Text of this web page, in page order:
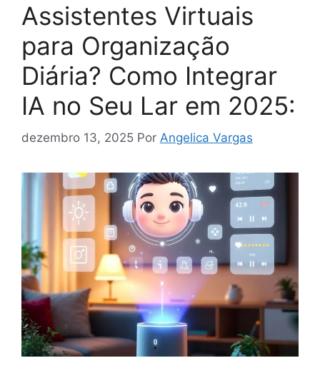
Assistentes Virtuais
para Organização
Diária? Como Integrar
IA no Seu Lar em 2025:
dezembro 13, 2025 Por Angelica Vargas